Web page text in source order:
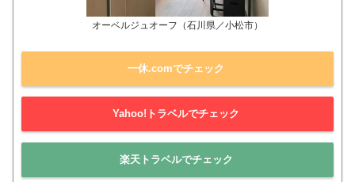
オーベルジュオーフ（石川県／小松市）
一休.comでチェック
Yahoo!トラベルでチェック
楽天トラベルでチェック